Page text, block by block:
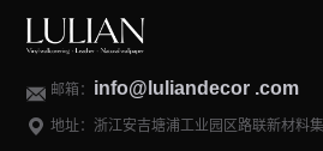
邮箱： info@luliandecor .com
地址：浙江安吉塘浦工业园区路联新材料